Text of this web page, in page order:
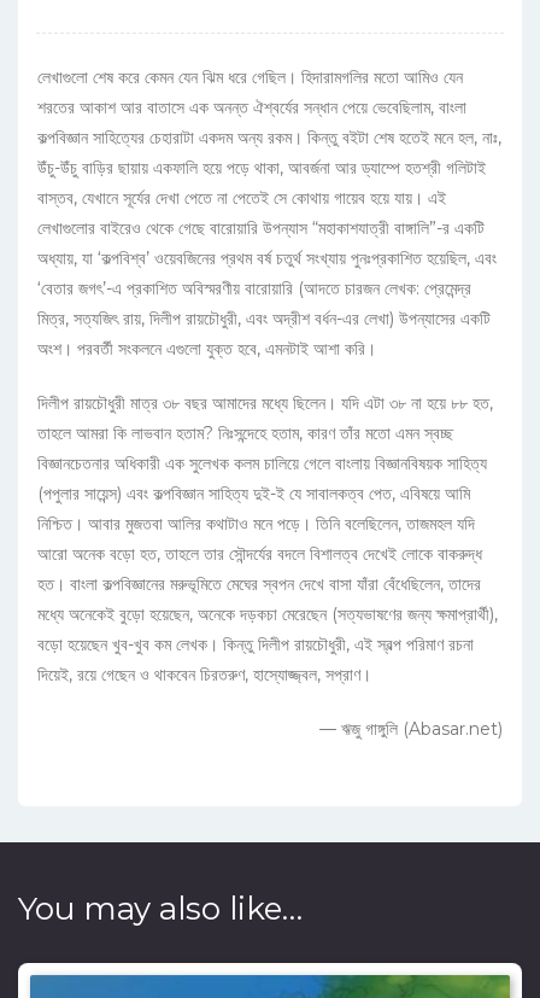
লেখাগুলো শেষ করে কেমন যেন ঝিম ধরে গেছিল। হিদারামগলির মতো আমিও যেন
শরতের আকাশ আর বাতাসে এক অনন্ত ঐশ্বর্যের সন্ধান পেয়ে ভেবেছিলাম, বাংলা
কল্পবিজ্ঞান সাহিত্যের চেহারাটা একদম অন্য রকম। কিন্তু বইটা শেষ হতেই মনে হল, নাঃ,
উঁচু-উঁচু বাড়ির ছায়ায় একফালি হয়ে পড়ে থাকা, আবর্জনা আর ড্যাম্পে হতশ্রী গলিটাই
বাস্তব, যেখানে সূর্যের দেখা পেতে না পেতেই সে কোথায় গায়েব হয়ে যায়। এই
লেখাগুলোর বাইরেও থেকে গেছে বারোয়ারি উপন্যাস “মহাকাশযাত্রী বাঙ্গালি”-র একটি
অধ্যায়, যা ‘কল্পবিশ্ব’ ওয়েবজিনের প্রথম বর্ষ চতুর্থ সংখ্যায় পুনঃপ্রকাশিত হয়েছিল, এবং
‘বেতার জগৎ’-এ প্রকাশিত অবিস্মরণীয় বারোয়ারি (আদতে চারজন লেখক: প্রেমেন্দ্র
মিত্র, সত্যজিৎ রায়, দিলীপ রায়চৌধুরী, এবং অদ্রীশ বর্ধন-এর লেখা) উপন্যাসের একটি
অংশ। পরবর্তী সংকলনে এগুলো যুক্ত হবে, এমনটাই আশা করি।
দিলীপ রায়চৌধুরী মাত্র ৩৮ বছর আমাদের মধ্যে ছিলেন। যদি এটা ৩৮ না হয়ে ৮৮ হত,
তাহলে আমরা কি লাভবান হতাম? নিঃসন্দেহে হতাম, কারণ তাঁর মতো এমন স্বচ্ছ
বিজ্ঞানচেতনার অধিকারী এক সুলেখক কলম চালিয়ে গেলে বাংলায় বিজ্ঞানবিষয়ক সাহিত্য
(পপুলার সায়েন্স) এবং কল্পবিজ্ঞান সাহিত্য দুই-ই যে সাবালকত্ব পেত, এবিষয়ে আমি
নিশ্চিত। আবার মুজতবা আলির কথাটাও মনে পড়ে। তিনি বলেছিলেন, তাজমহল যদি
আরো অনেক বড়ো হত, তাহলে তার সৌন্দর্যের বদলে বিশালত্ব দেখেই লোকে বাকরুদ্ধ
হত। বাংলা কল্পবিজ্ঞানের মরুভূমিতে মেঘের স্বপন দেখে বাসা যাঁরা বেঁধেছিলেন, তাদের
মধ্যে অনেকেই বুড়ো হয়েছেন, অনেকে দড়কচা মেরেছেন (সত্যভাষণের জন্য ক্ষমাপ্রার্থী),
বড়ো হয়েছেন খুব-খুব কম লেখক। কিন্তু দিলীপ রায়চৌধুরী, এই স্বল্প পরিমাণ রচনা
দিয়েই, রয়ে গেছেন ও থাকবেন চিরতরুণ, হাস্যোজ্জ্বল, সপ্রাণ।
— ঋজু গাঙ্গুলি (Abasar.net)
You may also like…